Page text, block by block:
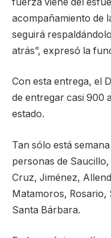
acompañamiento de
seguirá
atrás”, expresó la
Con esta entrega, el
de entregar casi 900
estado.
Tan sólo está
personas de
Cruz, Jiménez,
Matamoros, Rosario,
Santa Bárbara.